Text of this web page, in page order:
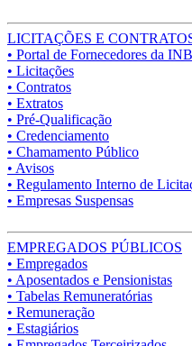
LICITAÇÕES E
• Portal de Fornecedores da INB
• Licitações
• Contratos
• Extratos
• Pré-Qualificação
• Credenciamento
• Chamamento Público
• Avisos
• Regulamento Interno de
• Empresas Suspensas
EMPREGADOS PÚBLICOS
• Empregados
• Aposentados e Pensionistas
• Tabelas Remuneratórias
• Remuneração
• Estagiários